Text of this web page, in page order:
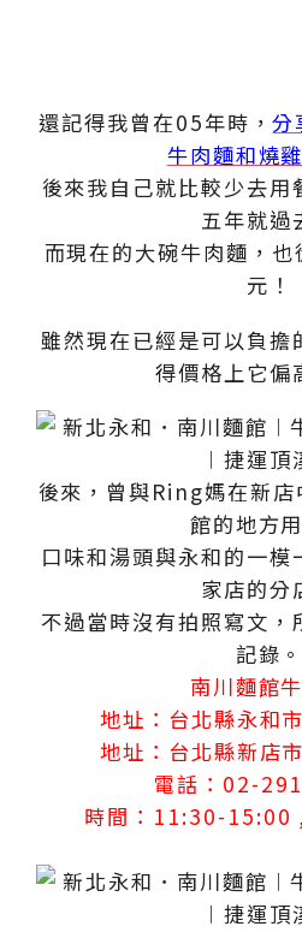
還記得我曾在05年時，分
牛肉麵和燒
後來我自己就比較少去用
五年就過
而現在的大碗牛肉麵，
元！
雖然現在已經是可以負擔
得價格上它偏
後來，曾與Ring媽在新店
館的地方
口味和湯頭與永和的一
家店的分
不過當時沒有拍照寫文，
記錄。
南川麵館
地址：台北縣永和
地址：台北縣新店
電話：02-
時間：11:30-